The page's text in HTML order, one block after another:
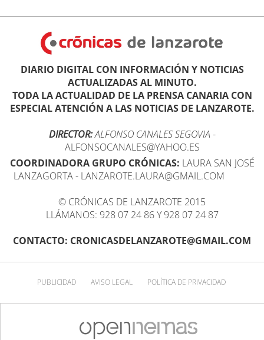
DIARIO DIGITAL CON INFORMACIÓN Y NOTICIAS
ACTUALIZADAS AL MINUTO.
TODA LA ACTUALIDAD DE LA PRENSA CANARIA CON
ESPECIAL ATENCIÓN A LAS NOTICIAS DE LANZAROTE.
DIRECTOR:ALFONSO CANALES SEGOVIA -
ALFONSOCANALES@YAHOO.ES
COORDINADORA GRUPO CRÓNICAS: LAURA SAN JOSÉ
LANZAGORTA - LANZAROTE.LAURA@GMAIL.COM
© CRÓNICAS DE LANZAROTE 2015
LLÁMANOS: 928 07 24 86 Y 928 07 24 87
CONTACTO: CRONICASDELANZAROTE@GMAIL.COM
PUBLICIDAD AVISO LEGAL POLÍTICA DE PRIVACIDAD